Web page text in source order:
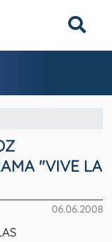
"VIVE LA
06.06.2008